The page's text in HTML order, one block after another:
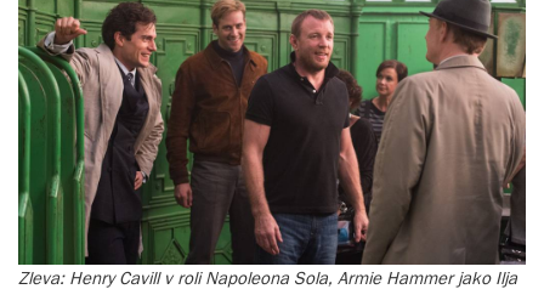
Zleva: Henry Cavill v roli Napoleona Sola, Armie Hammer jako Ilja